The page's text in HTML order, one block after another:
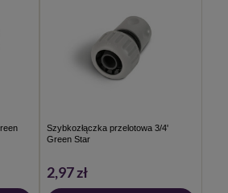
Szybkozłączka przelotowa 3/4'
Green Star
2,97 zł